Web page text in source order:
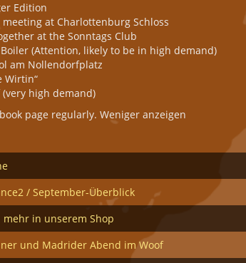
Edition
at Charlottenburg Schloss
at the Sonntags Club
(Attention, likely to be in high demand)
am Nollendorfplatz
Wirtin“
(very high demand)
page regularly. Weniger anzeigen
/ September-Überblick
in unserem Shop
und Madrider Abend im Woof